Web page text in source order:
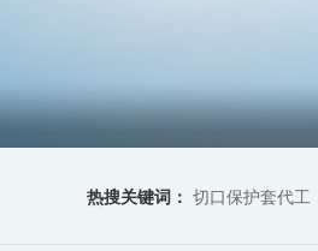
热搜关键词： 切口保护套代工